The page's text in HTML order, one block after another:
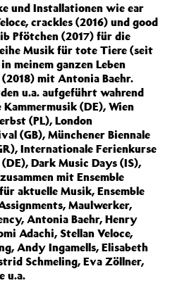
und Installationen wie ear
crackles (2016) und good
Pfötchen (2017) für die
Musik für tote Tiere (seit
meinem ganzen Leben
mit Antonia Baehr.
u.a. aufgeführt wahrend
(DE), Wien
(PL), London
(GB), Münchener Biennale
Internationale Ferienkurse
Dark Music Days (IS),
mit Ensemble
aktuelle Musik, Ensemble
Maulwerker,
Antonia Baehr, Henry
Adachi, Stellan Veloce,
Andy Ingamells, Elisabeth
Schmeling, Eva Zöllner,
u.a.